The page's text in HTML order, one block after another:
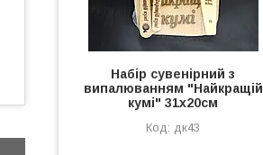
Набір сувенірний з
випалюванням "Найкращій
кумі" 31х20см
дк43